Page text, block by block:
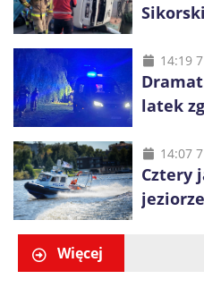
14:19
latek
14:07
Cztery
Więcej